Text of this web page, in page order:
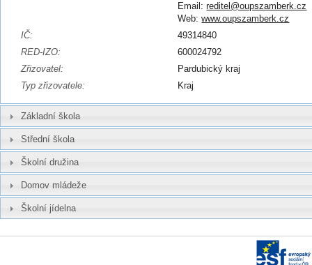
Email:reditel@oupszamberk.cz
Web:www.oupszamberk.cz
IČ:
49314840
RED-IZO:
600024792
Zřizovatel:
Pardubický kraj
Typ zřizovatele:
Kraj
Základní škola
Střední škola
Školní družina
Domov mládeže
Školní jídelna